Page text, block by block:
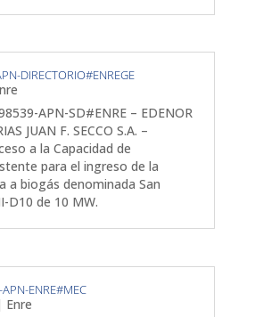
DIRECTORIO#ENREGE
APN-SD#ENRE – EDENOR
JUAN F. SECCO S.A. –
a la Capacidad de
para el ingreso de la
a biogás denominada San
D10 de 10 MW.
ENRE#MEC
Enre